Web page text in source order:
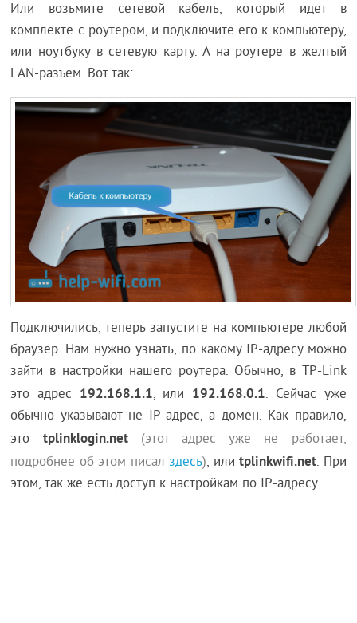
Или возьмите сетевой кабель, который идет в
комплекте с роутером, и подключите его к компьютеру,
или ноутбуку в сетевую карту. А на роутере в желтый
LAN-разъем. Вот так:
Подключились, теперь запустите на компьютере любой
браузер. Нам нужно узнать, по какому IP-адресу можно
зайти в настройки нашего роутера. Обычно, в TP-Link
это адрес 192.168.1.1, или 192.168.0.1. Сейчас уже
обычно указывают не IP адрес, а домен. Как правило,
это tplinklogin.net
(этот адрес уже не работает,
подробнее об этом писалздесь), илиtplinkwifi.net. При
этом, так же есть доступ к настройкам по IP-адресу.